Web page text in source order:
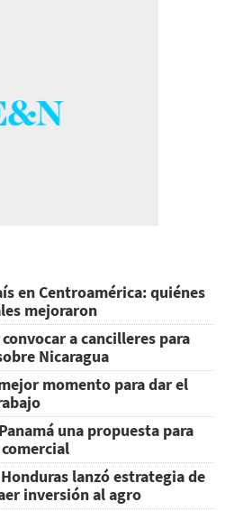
en Centroamérica: quiénes
mejoraron
convocar a cancilleres para
Nicaragua
momento para dar el
una propuesta para
lanzó estrategia de
inversión al agro